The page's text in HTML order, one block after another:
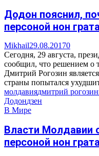
Додон пояснил,
персоной нон
Mikhail29.08.20170
Сегодня, 29 августа,
сообщил, что решением о
Дмитрий Рогозин
страны попытался
молдавиядмитрий рогозин
Додондзен
В Мире
Власти Молдавии
персоной нон грата